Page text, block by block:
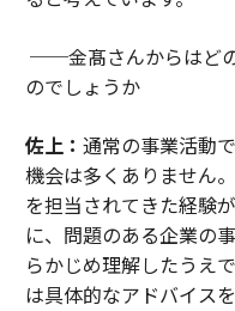
──金髙さんからはど
のでしょうか
佐上： 通常の事業活動
機会は多くありません
を担当されてきた経験
に、問題のある企業の
らかじめ理解したうえ
は具体的なアドバイス